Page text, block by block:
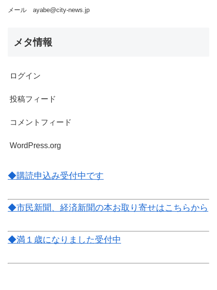
メール ayabe@city-news.jp
メタ情報
ログイン
投稿フィード
コメントフィード
WordPress.org
◆購読申込み受付中です
◆市民新聞、経済新聞の本お取り寄せはこちらから
◆満１歳になりました受付中